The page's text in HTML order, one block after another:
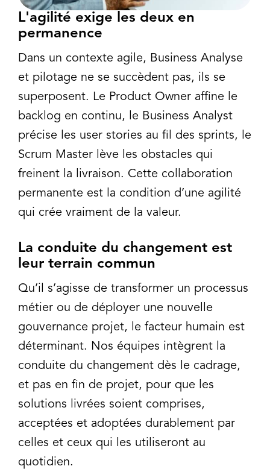
L'agilité exige les deux en
permanence
Dans un contexte agile, Business Analyse
et pilotage ne se succèdent pas, ils se
superposent. Le Product Owner affine le
backlog en continu, le Business Analyst
précise les user stories au fil des sprints, le
Scrum Master lève les obstacles qui
freinent la livraison. Cette collaboration
permanente est la condition d’une agilité
qui crée vraiment de la valeur.
La conduite du changement est
leur terrain commun
Qu’il s’agisse de transformer un processus
métier ou de déployer une nouvelle
gouvernance projet, le facteur humain est
déterminant. Nos équipes intègrent la
conduite du changement dès le cadrage,
et pas en fin de projet, pour que les
solutions livrées soient comprises,
acceptées et adoptées durablement par
celles et ceux qui les utiliseront au
quotidien.